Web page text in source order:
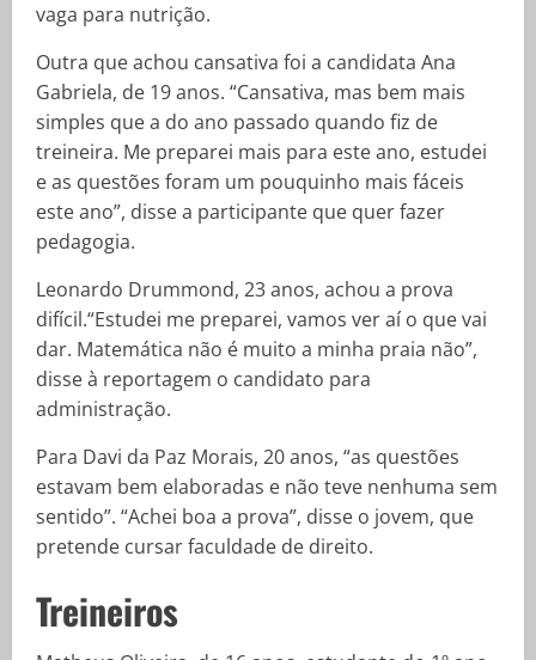
vaga para nutrição.
Outra que achou cansativa foi a candidata Ana
Gabriela, de 19 anos. “Cansativa, mas bem mais
simples que a do ano passado quando fiz de
treineira. Me preparei mais para este ano, estudei
e as questões foram um pouquinho mais fáceis
este ano”, disse a participante que quer fazer
pedagogia.
Leonardo Drummond, 23 anos, achou a prova
difícil.“Estudei me preparei, vamos ver aí o que vai
dar. Matemática não é muito a minha praia não”,
disse à reportagem o candidato para
administração.
Para Davi da Paz Morais, 20 anos, “as questões
estavam bem elaboradas e não teve nenhuma sem
sentido”. “Achei boa a prova”, disse o jovem, que
pretende cursar faculdade de direito.
Treineiros